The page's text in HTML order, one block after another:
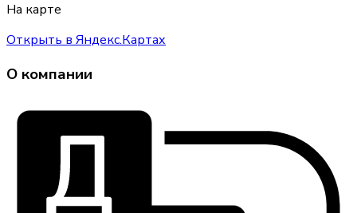
На карте
Открыть в Яндекс.Картах
О компании